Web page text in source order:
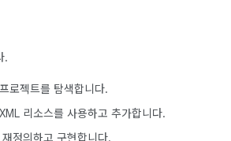
.
로젝트를 탐색합니다.
리소스를 사용하고 추가합니다.
정의하고 구현합니다.